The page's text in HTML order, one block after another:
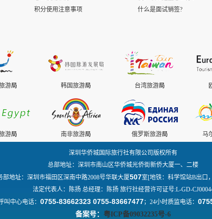
积分使用注意事项
什么是面试销签?
游局 韩国旅游局 台湾旅游局
游局 南非旅游局 俄罗斯旅游局 马
深圳华侨城国际旅行社有限公司版权所有
总部地址：深圳市南山区华侨城光侨街新侨大厦一、二楼
部地址：深圳市福田区深南中路2008号华联大厦507室[地铁：科学馆站B出口
法定代表人：陈扬 总经理：陈扬 旅行社经营许可证号:L-GD-
叫中心电话： 0755-83662323 0755-83667477；24小时质监电话：
备案号： 粤ICP备09032235号-6